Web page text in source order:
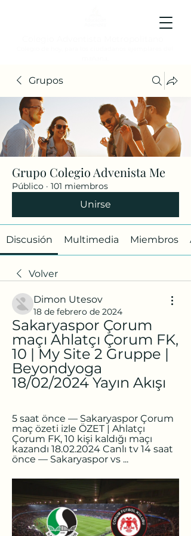
Grupos
Grupo Colegio Advenista Me
Público · 101 miembros
Unirse
Discusión Multimedia Miembros
Volver
Dimon Utesov
18 de febrero de 2024
Sakaryaspor Çorum
maçı Ahlatçı Çorum FK,
10 | My Site 2 Gruppe |
Beyondyoga
18/02/2024 Yayın Akışı
5 saat önce — Sakaryaspor Çorum
maç özeti izle ÖZET | Ahlatçı
Çorum FK, 10 kişi kaldığı maçı
kazandı 18.02.2024 Canlı tv 14 saat
önce — Sakaryaspor vs ...